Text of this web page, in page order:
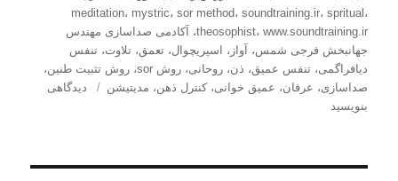
شده
در
meditation، mystric، sor method، soundtraining.ir، spritual ،
theosophist، www.soundtraining.ir ، آکادمی صداسازی مهندس
جهانبخش فرجی شمس، آواز ، اسپریچوال،تعمق،تلاوت،تنفس
دیافراگمی،تنفس عمیق، ذن،روحانی،روش sor ،روش تثبیت طنین،
صداسازی، عرفان، عمیق خوانی،کنترل ذهن، مدیتیشن
برای
دیدگاهی
بنویسید